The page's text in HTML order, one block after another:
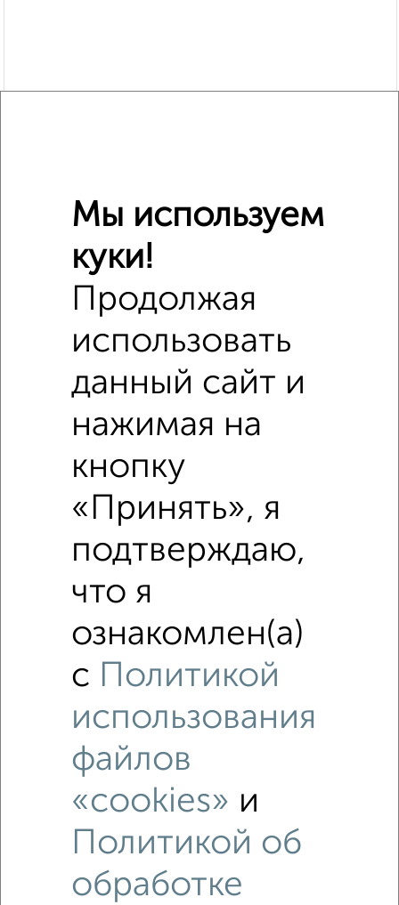
Сравнение средних цен
1‑комнатные квартиры с похожей площадью ±10%
3 200 000
2 600 000₽
Средняя цена район
Это предложение
Средняя цена по городу
Похожие предложения рядом
1‑комнатные квартиры недалеко от Московское шоссе
Мы используем
куки!
Продолжая
использовать
данный сайт и
нажимая на
кнопку
«Принять», я
подтверждаю,
что я
ознакомлен(а)
с Политикой
использования
файлов
«cookies» и
Политикой об
обработке